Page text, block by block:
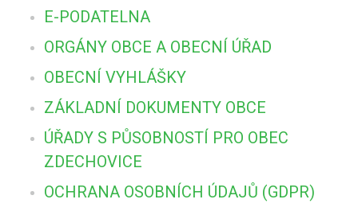
E-PODATELNA
ORGÁNY OBCE A OBECNÍ ÚŘAD
OBECNÍ VYHLÁŠKY
ZÁKLADNÍ DOKUMENTY OBCE
ÚŘADY S PŮSOBNOSTÍ PRO OBEC
ZDECHOVICE
OCHRANA OSOBNÍCH ÚDAJŮ (GDPR)